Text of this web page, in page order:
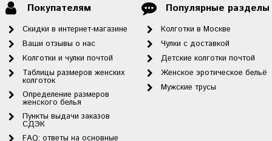
Покупателям
Скидки в интернет-магазине
Ваши отзывы о нас
Колготки и чулки почтой
Таблицы размеров женских
колготок
Определение размеров
женского белья
Пункты выдачи заказов
СДЭК
FAQ: ответы на основные
Популярные разделы
Колготки в Москве
Чулки с доставкой
Детские колготки почтой
Женское эротическое бельё
Мужские трусы